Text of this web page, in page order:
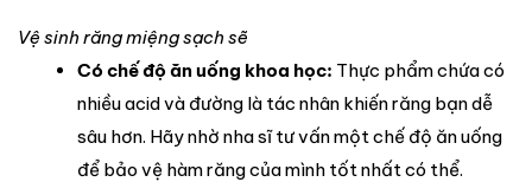
Vệ sinh răng miệng sạch sẽ
Có chế độ ăn uống khoa học: Thực phẩm chứa có
nhiều acid và đường là tác nhân khiến răng bạn dễ
sâu hơn. Hãy nhờ nha sĩ tư vấn một chế độ ăn uống
để bảo vệ hàm răng của mình tốt nhất có thể.